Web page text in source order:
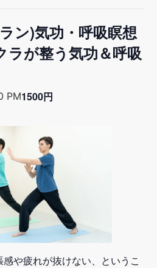
ン)気功・呼吸瞑想
ラが整う気功＆呼吸
PM1500円
や疲れが抜けない、というこ